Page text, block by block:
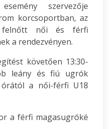
szervezője
korcsoportban, az
női és férfi
a rendezvényen.
követően 13:30-
leány és fiú ugrók
órától a női-férfi U18
a férfi magasugróké